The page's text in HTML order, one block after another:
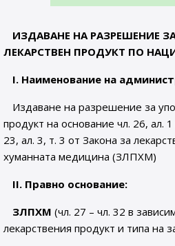
ИЗДАВАНЕ НА РАЗРЕШЕНИЕ
ЛЕКАРСТВЕН ПРОДУКТ ПО
І. Наименование на
Издаване на разрешение за
продукт на основание чл. 26, ал.
23, ал. 3, т. 3 от Закона за
хуманната медицина (ЗЛПХМ)
ІІ. Правно основание:
ЗЛПХМ(чл. 27 – чл. 32 в
лекарствения продукт и типа на